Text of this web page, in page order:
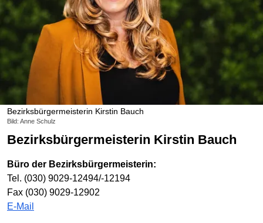
Bezirksbürgermeisterin Kirstin Bauch
Bild: Anne Schulz
Bezirksbürgermeisterin Kirstin Bauch
Büro der Bezirksbürgermeisterin:
Tel. (030) 9029-12494/-12194
Fax (030) 9029-12902
E-Mail